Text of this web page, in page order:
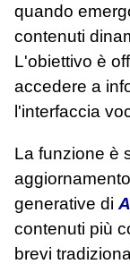
quando
contenuti
L'obiettivo è
accedere a
l'interfaccia
La funzione è
generative di
contenuti più
brevi